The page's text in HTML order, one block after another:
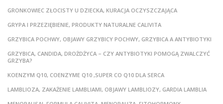
GRONKOWIEC ZŁOCISTY U DZIECKA, KURACJA OCZYSZCZAJĄCA
GRYPA I PRZEZIĘBIENIE, PRODUKTY NATURALNE CALIVITA
GRZYBICA POCHWY, OBJAWY GRZYBICY POCHWY, GRZYBICA A ANTYBIOTYKI
GRZYBICA, CANDIDA, DROŻDŻYCA – CZY ANTYBIOTYKI POMOGĄ ZWALCZYĆ
GRZYBA?
KOENZYM Q10, COENZYME Q10 ,SUPER CO Q10 DLA SERCA
LAMBLIOZA, ZAKAŻENIE LAMBLIAMI, OBJAWY LAMBLIOZY, GARDIA LAMBLIA